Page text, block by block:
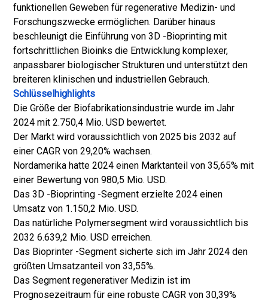
funktionellen Geweben für regenerative Medizin- und
Forschungszwecke ermöglichen. Darüber hinaus
beschleunigt die Einführung von 3D -Bioprinting mit
fortschrittlichen Bioinks die Entwicklung komplexer,
anpassbarer biologischer Strukturen und unterstützt den
breiteren klinischen und industriellen Gebrauch.
Schlüsselhighlights
Die Größe der Biofabrikationsindustrie wurde im Jahr
2024 mit 2.750,4 Mio. USD bewertet.
Der Markt wird voraussichtlich von 2025 bis 2032 auf
einer CAGR von 29,20% wachsen.
Nordamerika hatte 2024 einen Marktanteil von 35,65% mit
einer Bewertung von 980,5 Mio. USD.
Das 3D -Bioprinting -Segment erzielte 2024 einen
Umsatz von 1.150,2 Mio. USD.
Das natürliche Polymersegment wird voraussichtlich bis
2032 6.639,2 Mio. USD erreichen.
Das Bioprinter -Segment sicherte sich im Jahr 2024 den
größten Umsatzanteil von 33,55%.
Das Segment regenerativer Medizin ist im
Prognosezeitraum für eine robuste CAGR von 30,39%